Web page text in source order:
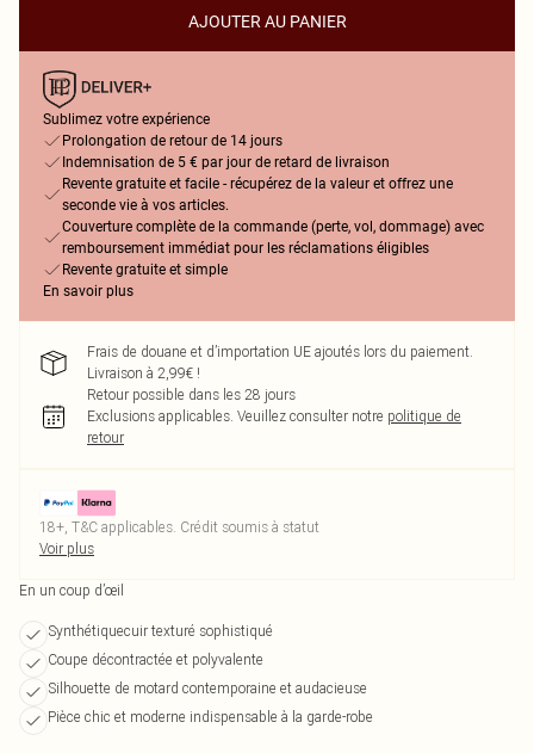
AJOUTER AU PANIER
Sublimez votre expérience
Prolongation de retour de 14 jours
Indemnisation de 5 € par jour de retard de livraison
Revente gratuite et facile - récupérez de la valeur et offrez une
seconde vie à vos articles.
Couverture complète de la commande (perte, vol, dommage) avec
remboursement immédiat pour les réclamations éligibles
Revente gratuite et simple
En savoir plus
Frais de douane et d’importation UE ajoutés lors du paiement.
Livraison à 2,99€ !
Retour possible dans les 28 jours
Exclusions applicables. Veuillez consulter notre politique de
retour
18+, T&C applicables. Crédit soumis à statut
Voir plus
En un coup d’œil
Synthétiquecuir texturé sophistiqué
Coupe décontractée et polyvalente
Silhouette de motard contemporaine et audacieuse
Pièce chic et moderne indispensable à la garde-robe